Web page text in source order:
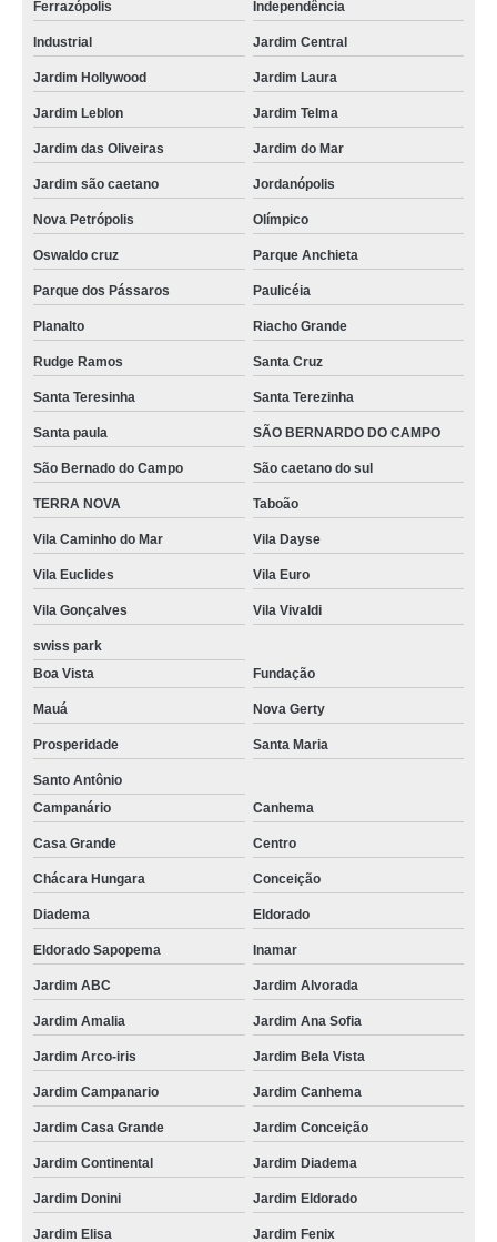
Ferrazópolis Independência
Industrial Jardim Central
Jardim Hollywood Jardim Laura
Jardim Leblon Jardim Telma
Jardim das Oliveiras Jardim do Mar
Jardim são caetano Jordanópolis
Nova Petrópolis Olímpico
Oswaldo cruz Parque Anchieta
Parque dos Pássaros Paulicéia
Planalto Riacho Grande
Rudge Ramos Santa Cruz
Santa Teresinha Santa Terezinha
Santa paula SÃO BERNARDO DO CAMPO
São Bernado do Campo São caetano do sul
TERRA NOVA Taboão
Vila Caminho do Mar Vila Dayse
Vila Euclides Vila Euro
Vila Gonçalves Vila Vivaldi
swiss park
Boa Vista
Fundação
Mauá Nova Gerty
Prosperidade Santa Maria
Santo Antônio
Campanário
Canhema
Casa Grande Centro
Chácara Hungara Conceição
Diadema Eldorado
Eldorado Sapopema Inamar
Jardim ABC Jardim Alvorada
Jardim Amalia Jardim Ana Sofia
Jardim Arco-iris Jardim Bela Vista
Jardim Campanario Jardim Canhema
Jardim Casa Grande Jardim Conceição
Jardim Continental Jardim Diadema
Jardim Donini Jardim Eldorado
Jardim Elisa Jardim Fenix